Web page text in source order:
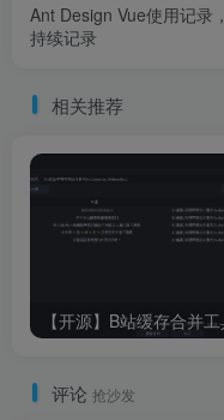
Ant Design Vue使用记录，
持续记录
相关推荐
评论 抢沙发